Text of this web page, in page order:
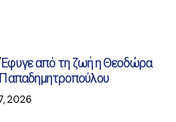
Έφυγε από τη ζωή η Θεοδώρα
2026